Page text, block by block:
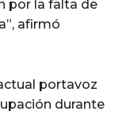
por la falta de
afirmó
portavoz
durante